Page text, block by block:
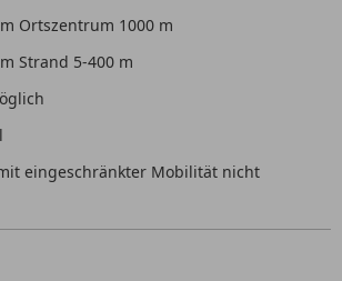
Ortszentrum 1000 m
Strand 5-400 m
eingeschränkter Mobilität nicht